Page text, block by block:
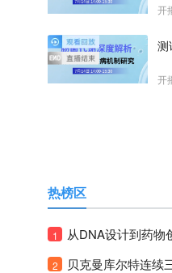
开
测
开
热榜区
1
2